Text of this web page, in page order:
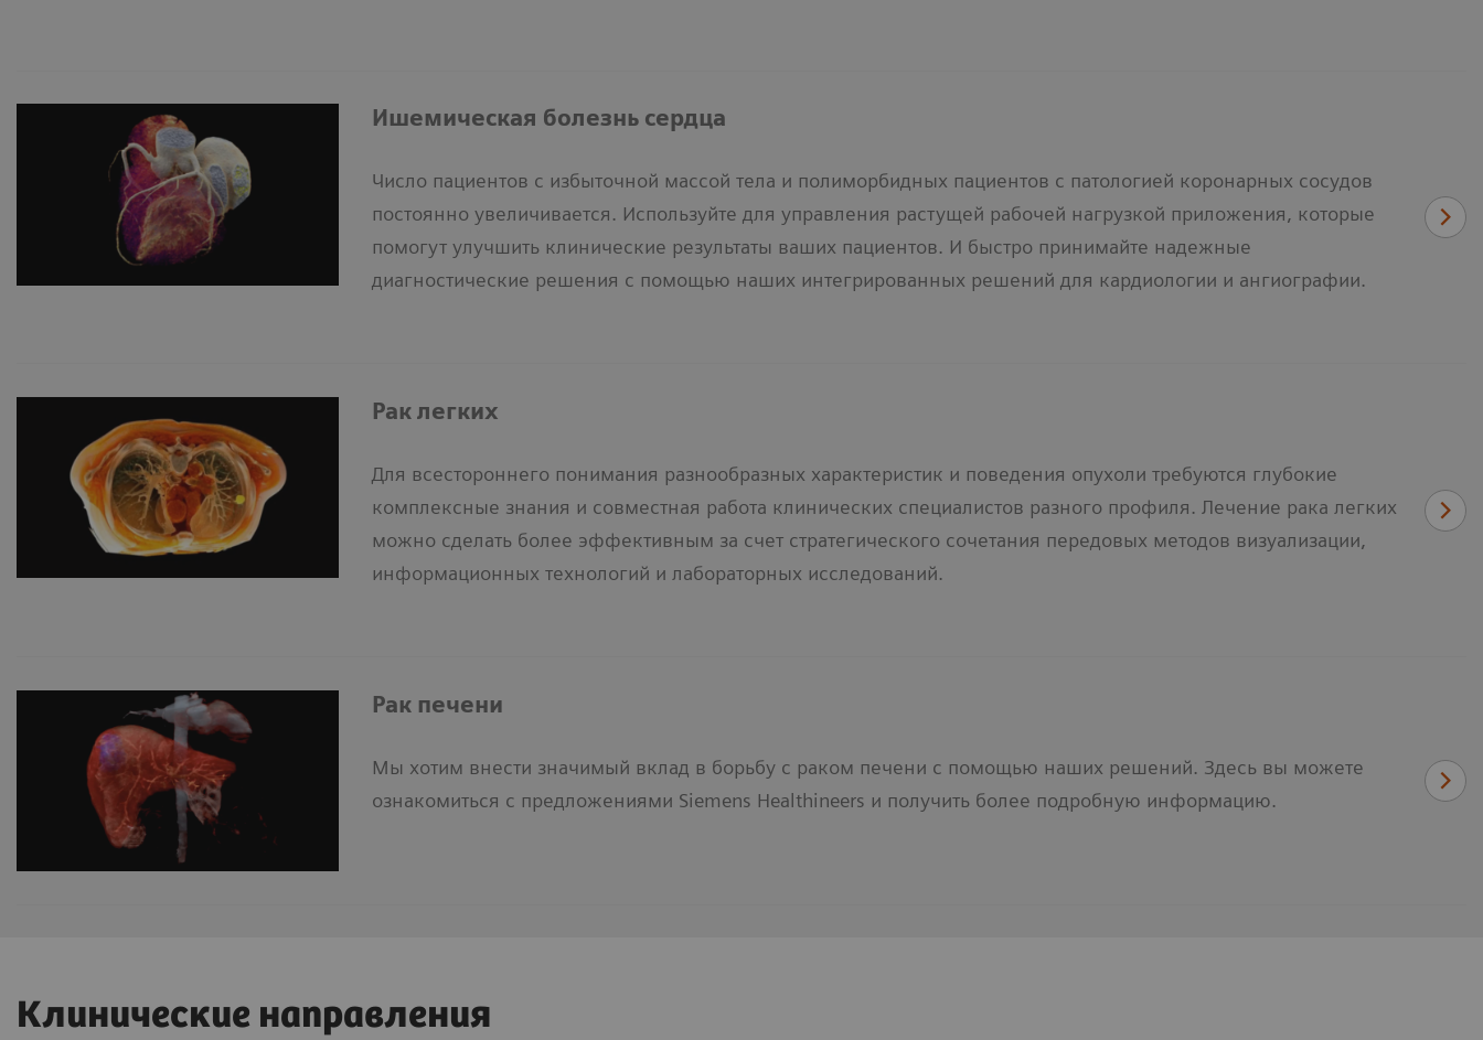
Ишемическая болезнь сердца
Число пациентов с избыточной массой тела и полиморбидных пациентов с патологией коронарных сосудов
постоянно увеличивается. Используйте для управления растущей рабочей нагрузкой приложения, которые
помогут улучшить клинические результаты ваших пациентов. И быстро принимайте надежные
диагностические решения с помощью наших интегрированных решений для кардиологии и ангиографии.
Рак легких
Для всестороннего понимания разнообразных характеристик и поведения опухоли требуются глубокие
комплексные знания и совместная работа клинических специалистов разного профиля. Лечение рака легких
можно сделать более эффективным за счет стратегического сочетания передовых методов визуализации,
информационных технологий и лабораторных исследований.
Рак печени
Мы хотим внести значимый вклад в борьбу с раком печени с помощью наших решений. Здесь вы можете
ознакомиться с предложениями Siemens Healthineers и получить более подробную информацию.
Клинические направления